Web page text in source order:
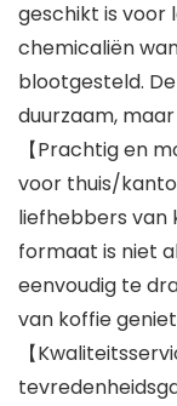
geschikt is voor
chemicaliën
blootgesteld.
duurzaam,
【Prachtig en
voor thuis/
liefhebbers van
formaat is niet
eenvoudig te
van koffie
【